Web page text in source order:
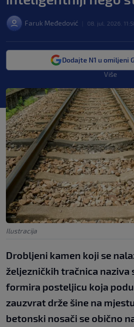
Faruk Međedović 08. jul. 2026.
Dodajte N1 u omiljeni
Više
Ilustracija
Drobljeni kamen koji se
željezničkih tračnica naziva
formira posteljicu koja
zauzvrat drže šine na
betonski nosači se obično